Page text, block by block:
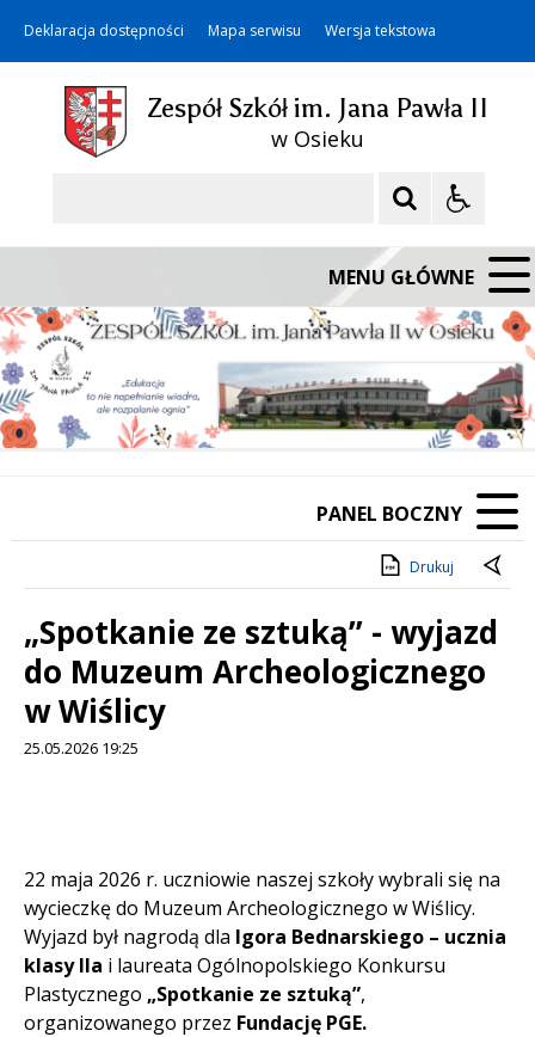
Deklaracja dostępności Mapa serwisu Wersja tekstowa
Zespół Szkół im. Jana Pawła II
w Osieku
MENU GŁÓWNE
PANEL BOCZNY
Drukuj
„Spotkanie ze sztuką” - wyjazd
do Muzeum Archeologicznego
w Wiślicy
25.05.2026 19:25
22 maja 2026 r. uczniowie naszej szkoły wybrali się na
wycieczkę do Muzeum Archeologicznego w Wiślicy.
Wyjazd był nagrodą dla Igora Bednarskiego – ucznia
klasy IIa i laureata Ogólnopolskiego Konkursu
Plastycznego „Spotkanie ze sztuką”,
organizowanego przez Fundację PGE.